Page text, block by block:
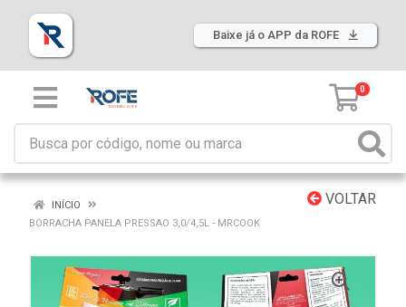
Baixe já o APP da ROFE
0
VOLTAR
INÍCIO
BORRACHA PANELA PRESSAO 3,0/4,5L - MRCOOK